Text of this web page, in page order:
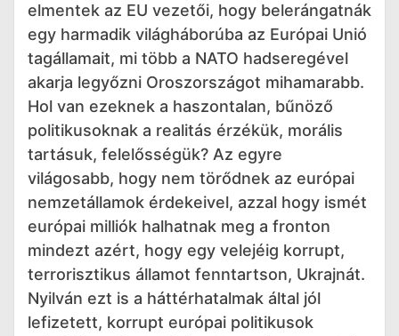
elmentek az EU vezetői, hogy belerángatnák
egy harmadik világháborúba az Európai Unió
tagállamait, mi több a NATO hadseregével
akarja legyőzni Oroszországot mihamarabb.
Hol van ezeknek a haszontalan, bűnöző
politikusoknak a realitás érzékük, morális
tartásuk, felelősségük? Az egyre
világosabb, hogy nem törődnek az európai
nemzetállamok érdekeivel, azzal hogy ismét
európai milliók halhatnak meg a fronton
mindezt azért, hogy egy velejéig korrupt,
terrorisztikus államot fenntartson, Ukrajnát.
Nyilván ezt is a háttérhatalmak által jól
lefizetett, korrupt európai politikusok